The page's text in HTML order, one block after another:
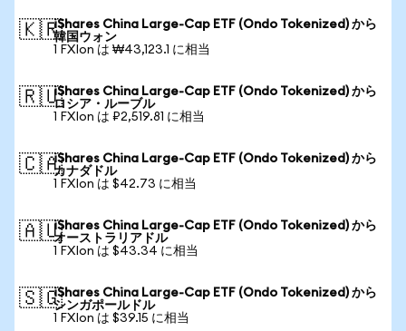
🇰🇷iShares China Large-Cap ETF (Ondo Tokenized) から
韓国ウォン
1 FXIon は ₩43,123.1 に相当
🇷🇺iShares China Large-Cap ETF (Ondo Tokenized) から
ロシア・ルーブル
1 FXIon は ₽2,519.81 に相当
🇨🇦iShares China Large-Cap ETF (Ondo Tokenized) から
カナダドル
1 FXIon は $42.73 に相当
🇦🇺iShares China Large-Cap ETF (Ondo Tokenized) から
オーストラリアドル
1 FXIon は $43.34 に相当
🇸🇬iShares China Large-Cap ETF (Ondo Tokenized) から
シンガポールドル
1 FXIon は $39.15 に相当